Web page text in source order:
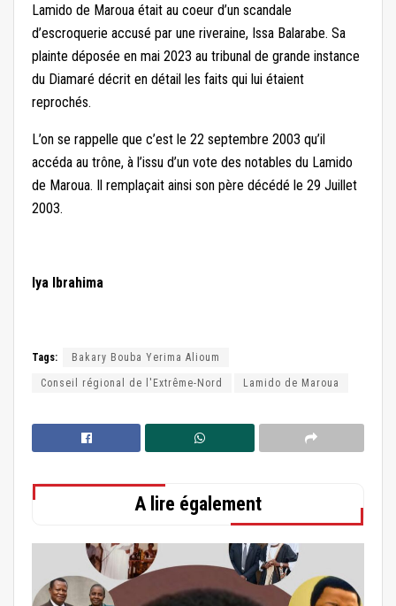
Lamido de Maroua était au coeur d’un scandale
d’escroquerie accusé par une riveraine, Issa Balarabe. Sa
plainte déposée en mai 2023 au tribunal de grande instance
du Diamaré décrit en détail les faits qui lui étaient
reprochés.
L’on se rappelle que c’est le 22 septembre 2003 qu’il
accéda au trône, à l’issu d’un vote des notables du Lamido
de Maroua. Il remplaçait ainsi son père décédé le 29 Juillet
2003.
Iya Ibrahima
Tags: Bakary Bouba Yerima Alioum
Conseil régional de l'Extrême-Nord Lamido de Maroua
A lire également